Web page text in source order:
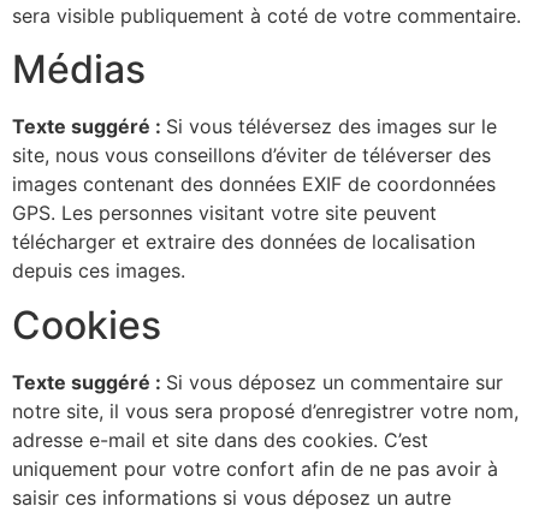
sera visible publiquement à coté de votre commentaire.
Médias
Texte suggéré : Si vous téléversez des images sur le
site, nous vous conseillons d’éviter de téléverser des
images contenant des données EXIF de coordonnées
GPS. Les personnes visitant votre site peuvent
télécharger et extraire des données de localisation
depuis ces images.
Cookies
Texte suggéré : Si vous déposez un commentaire sur
notre site, il vous sera proposé d’enregistrer votre nom,
adresse e-mail et site dans des cookies. C’est
uniquement pour votre confort afin de ne pas avoir à
saisir ces informations si vous déposez un autre